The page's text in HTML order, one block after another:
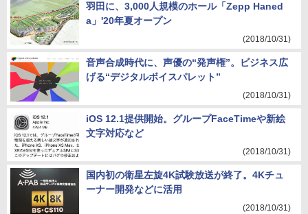
羽田に、3,000人規模のホール「Zepp Haned
a」'20年夏オープン
(2018/10/31)
音声合成時代に、声優の“発声権”。ビジネス広
げる“デジタルボイスパレット”
(2018/10/31)
iOS 12.1提供開始。グループFaceTimeや新絵
文字対応など
(2018/10/31)
国内初の衛星左旋4K試験放送が終了。4Kチュ
ーナー開発などに活用
(2018/10/31)